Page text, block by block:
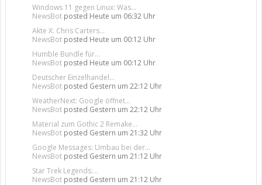
Windows 11 gegen Linux: Was...
NewsBot posted Heute um 06:32 Uhr
Akte X: Chris Carters...
NewsBot posted Heute um 00:12 Uhr
Humble Bundle für...
NewsBot posted Heute um 00:12 Uhr
Deutscher Einzelhandel...
NewsBot posted Gestern um 22:12 Uhr
WeatherNext: Google öffnet...
NewsBot posted Gestern um 22:12 Uhr
Material zum Gothic 2 Remake...
NewsBot posted Gestern um 21:32 Uhr
Google Messages: Umbau bei der...
NewsBot posted Gestern um 21:12 Uhr
Star Trek Legends:...
NewsBot posted Gestern um 21:12 Uhr